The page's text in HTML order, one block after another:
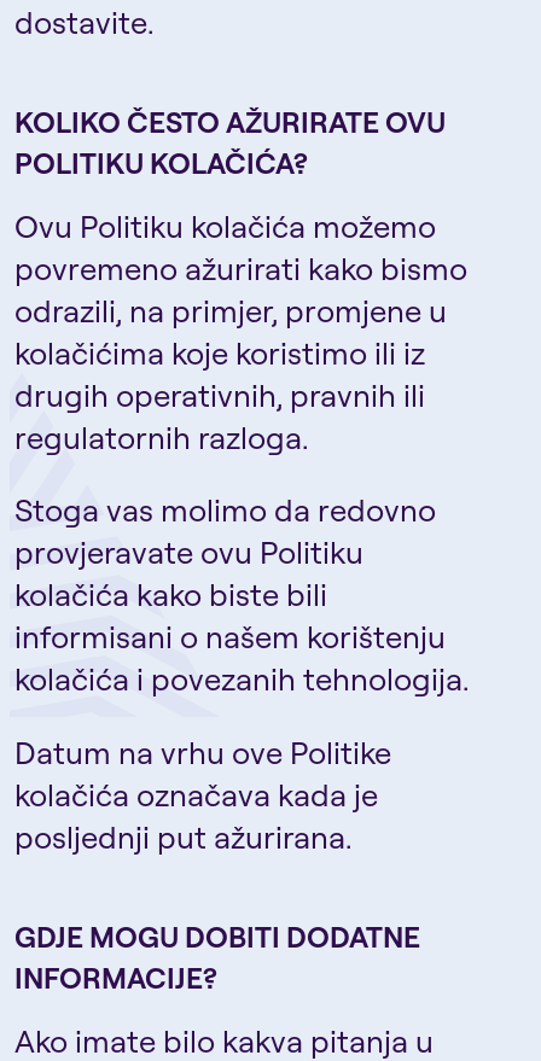
dostavite.
KOLIKO ČESTO AŽURIRATE OVU
POLITIKU KOLAČIĆA?
Ovu Politiku kolačića možemo
povremeno ažurirati kako bismo
odrazili, na primjer, promjene u
kolačićima koje koristimo ili iz
drugih operativnih, pravnih ili
regulatornih razloga.
Stoga vas molimo da redovno
provjeravate ovu Politiku
kolačića kako biste bili
informisani o našem korištenju
kolačića i povezanih tehnologija.
Datum na vrhu ove Politike
kolačića označava kada je
posljednji put ažurirana.
GDJE MOGU DOBITI DODATNE
INFORMACIJE?
Ako imate bilo kakva pitanja u